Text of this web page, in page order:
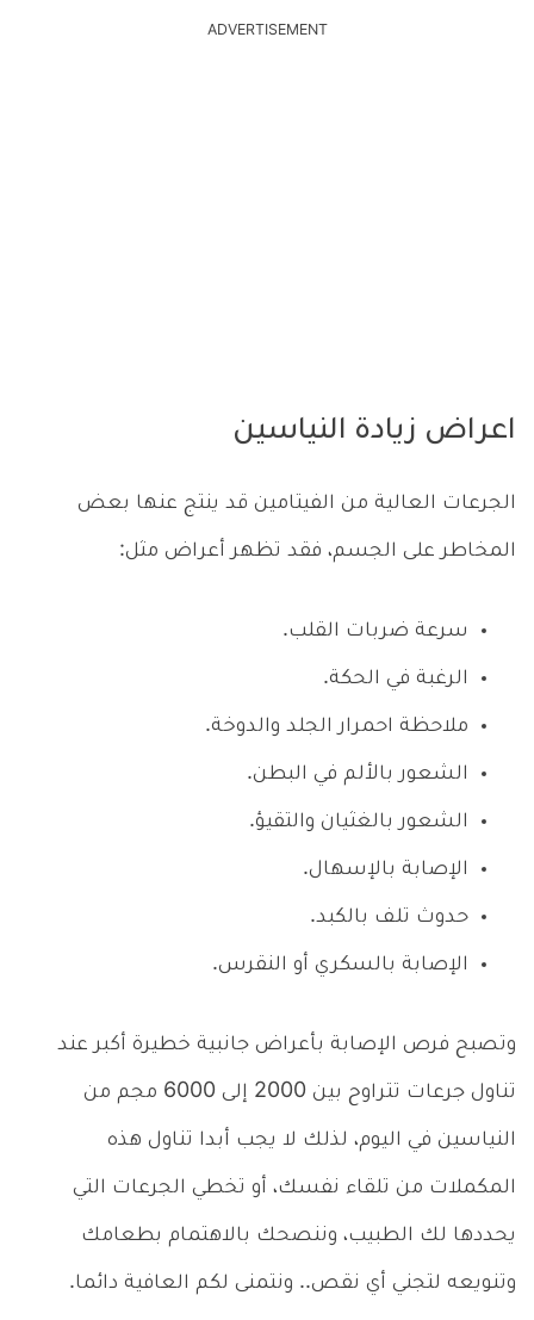
ADVERTISEMENT
اعراض زيادة النياسين
الجرعات العالية من الفيتامين قد ينتج عنها بعض
المخاطر على الجسم، فقد تظهر أعراض مثل:
سرعة ضربات القلب.
الرغبة في الحكة.
ملاحظة احمرار الجلد والدوخة.
الشعور بالألم في البطن.
الشعور بالغثيان والتقيؤ.
الإصابة بالإسهال.
حدوث تلف بالكبد.
الإصابة بالسكري أو النقرس.
وتصبح فرص الإصابة بأعراض جانبية خطيرة أكبر عند
تناول جرعات تتراوح بين 2000 إلى 6000 مجم من
النياسين في اليوم، لذلك لا يجب أبدا تناول هذه
المكملات من تلقاء نفسك، أو تخطي الجرعات التي
يحددها لك الطبيب، وننصحك بالاهتمام بطعامك
وتنويعه لتجني أي نقص.. ونتمنى لكم العافية دائما.